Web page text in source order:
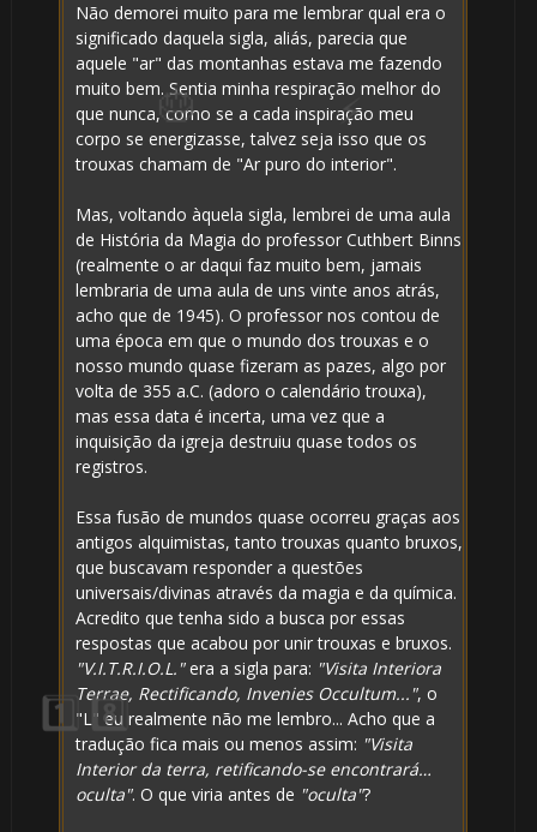
Não demorei muito para me lembrar qual era o
significado daquela sigla, aliás, parecia que
aquele "ar" das montanhas estava me fazendo
muito bem. Sentia minha respiração melhor do
que nunca, como se a cada inspiração meu
corpo se energizasse, talvez seja isso que os
trouxas chamam de "Ar puro do interior".
Mas, voltando àquela sigla, lembrei de uma aula
de História da Magia do professor Cuthbert Binns
(realmente o ar daqui faz muito bem, jamais
lembraria de uma aula de uns vinte anos atrás,
acho que de 1945). O professor nos contou de
uma época em que o mundo dos trouxas e o
nosso mundo quase fizeram as pazes, algo por
volta de 355 a.C. (adoro o calendário trouxa),
mas essa data é incerta, uma vez que a
inquisição da igreja destruiu quase todos os
registros.
Essa fusão de mundos quase ocorreu graças aos
antigos alquimistas, tanto trouxas quanto bruxos,
que buscavam responder a questões
universais/divinas através da magia e da química.
Acredito que tenha sido a busca por essas
respostas que acabou por unir trouxas e bruxos.
"V.I.T.R.I.O.L."era a sigla para: "Visita Interiora
Terrae, Rectificando, Invenies Occultum...", o
"L" eu realmente não me lembro... Acho que a
tradução fica mais ou menos assim: "Visita
Interior da terra, retificando-se encontrará…
oculta". O que viria antes de "oculta"?
🎈
🎈